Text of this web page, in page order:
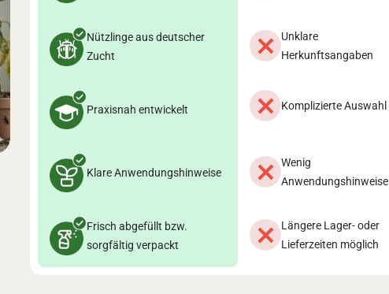
Nützlinge aus deutscher
Zucht
Unklare
Herkunftsangaben
Praxisnah entwickelt Komplizierte Auswahl
Klare Anwendungshinweise
Wenig
Anwendungshinweise
Frisch abgefüllt bzw.
sorgfältig verpackt
Längere Lager- oder
Lieferzeiten möglich